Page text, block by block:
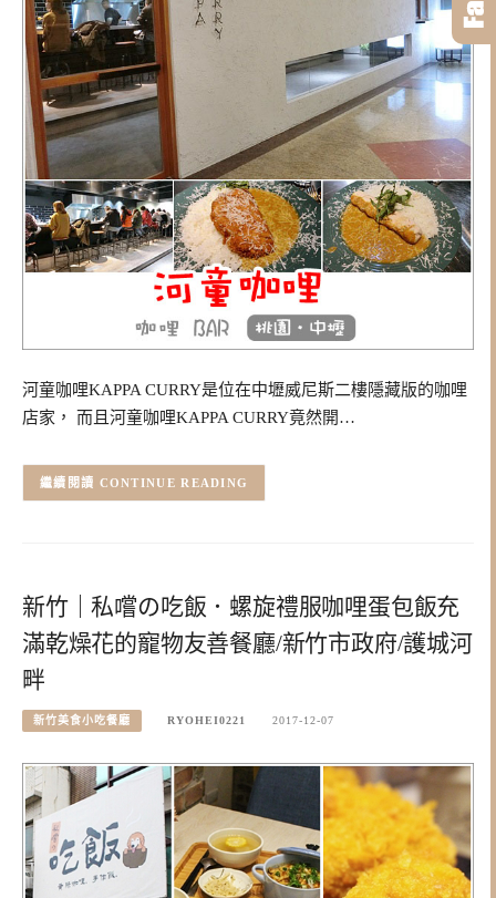
河童咖哩KAPPA CURRY是位在中壢威尼斯二樓隱藏版的咖哩
店家， 而且河童咖哩KAPPA CURRY竟然開…
CONTINUE READING
新竹｜私嚐の吃飯．螺旋禮服咖哩蛋包飯充
滿乾燥花的寵物友善餐廳/新竹市政府/護城河
畔
新竹美食小吃餐廳 RYOHEI0221 2017-12-07